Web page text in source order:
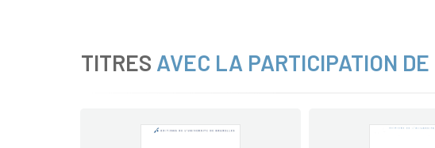
TITRES AVEC LA PARTICIPATION DE